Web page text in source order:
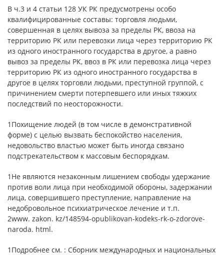
В ч.3 и 4 статьи 128 УК РК предусмотрены особо
квалифицированные составы: торговля людьми,
совершенная в целях вывоза за пределы РК, ввоза на
территорию РК или перевозки лица через территорию РК
из одного иностранного государства в другое, а равно
вывоз за пределы РК, ввоз в РК или перевозка лица через
территорию РК из одного иностранного государства в
другое в целях торговли людьми, преступной группой, с
причинением смерти потерпевшего или иных тяжких
последствий по неосторожности.
1Похищение людей (в том числе в демонстративной
форме) с целью вызвать беспокойство населения,
недовольство властью может быть иногда связано
подстрекательством к массовым беспорядкам.
1Не являются незаконным лишением свободы удержание
против воли лица при необходимой обороны, задержании
лица, совершившего преступление, направление на
недобровольное психиатрическое лечение и т.п.
2www. zakon. kz/148594-opublikovan-kodeks-rk-o-zdorove-
naroda. html.
1Подробнее см. : Сборник международных и национальных